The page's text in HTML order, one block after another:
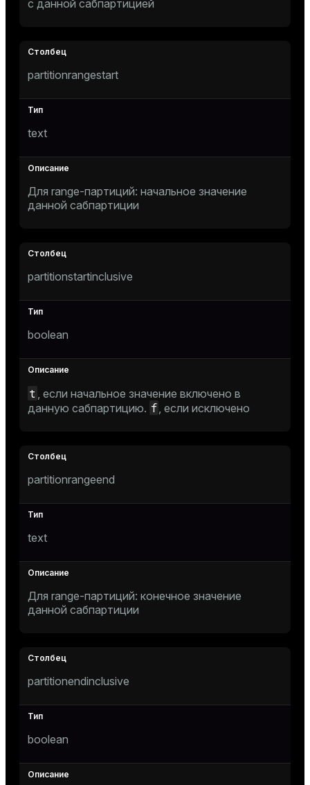
с данной сабпартицией
partitionrangestart
text
Для range-партиций: начальное значение
данной сабпартиции
partitionstartinclusive
boolean
t , если начальное значение включено в
данную сабпартицию. f, если исключено
partitionrangeend
text
Для range-партиций: конечное значение
данной сабпартиции
partitionendinclusive
boolean